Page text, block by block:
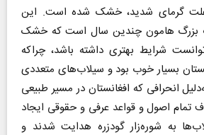
علت گرمای شدید، خشک شده است. این
بزرگ هامون چندین سال است که خشک
شرایط بهتری داشته باشد، چراکه
بسیار خوب بود و سیلاب‌های متعددی
انحرافی که افغانستان در مسیر طبیعی
تمام اصول و قواعد عرفی و حقوقی ایجاد
به شوره‌زار گودزره هدایت شدند و